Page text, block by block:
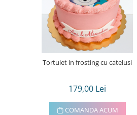
Torturi in frosting- crema pentru
Torturi cu flori
Tortulețe 1.7 kg - 2 kg
Tortulet in frosting cu catelusi
179,00 Lei
COMANDA ACUM